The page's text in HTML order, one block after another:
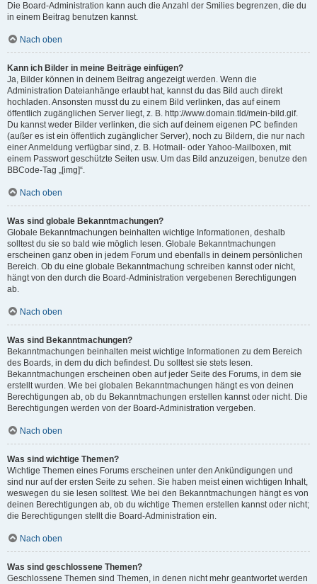
Die Board-Administration kann auch die Anzahl der Smilies begrenzen, die du
in einem Beitrag benutzen kannst.
Nach oben
Kann ich Bilder in meine Beiträge einfügen?
Ja, Bilder können in deinem Beitrag angezeigt werden. Wenn die
Administration Dateianhänge erlaubt hat, kannst du das Bild auch direkt
hochladen. Ansonsten musst du zu einem Bild verlinken, das auf einem
öffentlich zugänglichen Server liegt, z. B. http://www.domain.tld/mein-bild.gif.
Du kannst weder Bilder verlinken, die sich auf deinem eigenen PC befinden
(außer es ist ein öffentlich zugänglicher Server), noch zu Bildern, die nur nach
einer Anmeldung verfügbar sind, z. B. Hotmail- oder Yahoo-Mailboxen, mit
einem Passwort geschützte Seiten usw. Um das Bild anzuzeigen, benutze den
BBCode-Tag „[img]“.
Nach oben
Was sind globale Bekanntmachungen?
Globale Bekanntmachungen beinhalten wichtige Informationen, deshalb
solltest du sie so bald wie möglich lesen. Globale Bekanntmachungen
erscheinen ganz oben in jedem Forum und ebenfalls in deinem persönlichen
Bereich. Ob du eine globale Bekanntmachung schreiben kannst oder nicht,
hängt von den durch die Board-Administration vergebenen Berechtigungen
ab.
Nach oben
Was sind Bekanntmachungen?
Bekanntmachungen beinhalten meist wichtige Informationen zu dem Bereich
des Boards, in dem du dich befindest. Du solltest sie stets lesen.
Bekanntmachungen erscheinen oben auf jeder Seite des Forums, in dem sie
erstellt wurden. Wie bei globalen Bekanntmachungen hängt es von deinen
Berechtigungen ab, ob du Bekanntmachungen erstellen kannst oder nicht. Die
Berechtigungen werden von der Board-Administration vergeben.
Nach oben
Was sind wichtige Themen?
Wichtige Themen eines Forums erscheinen unter den Ankündigungen und
sind nur auf der ersten Seite zu sehen. Sie haben meist einen wichtigen Inhalt,
weswegen du sie lesen solltest. Wie bei den Bekanntmachungen hängt es von
deinen Berechtigungen ab, ob du wichtige Themen erstellen kannst oder nicht;
die Berechtigungen stellt die Board-Administration ein.
Nach oben
Was sind geschlossene Themen?
Geschlossene Themen sind Themen, in denen nicht mehr geantwortet werden